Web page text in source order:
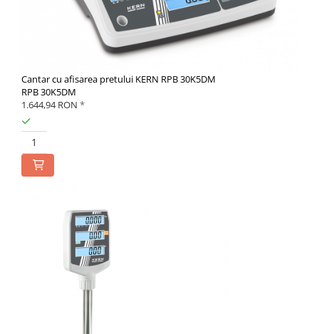
Cantar cu afisarea pretului KERN RPB 30K5DM
RPB 30K5DM
1.644,94 RON *